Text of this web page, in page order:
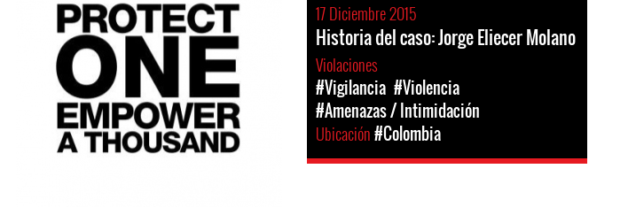
17 Diciembre 2015
Historia del caso: Jorge Eliecer Molano
Violaciones
#Vigilancia #Violencia
#Amenazas / Intimidación
Ubicación#Colombia